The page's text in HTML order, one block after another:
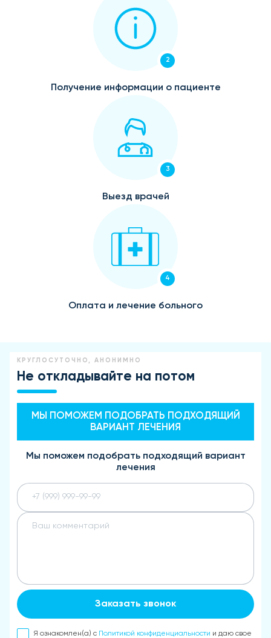
2
Получение информации о пациенте
3
Выезд врачей
4
Оплата и лечение больного
КРУГЛОСУТОЧНО, АНОНИМНО
Не откладывайте на потом
МЫ ПОМОЖЕМ ПОДОБРАТЬ ПОДХОДЯЩИЙ
ВАРИАНТ ЛЕЧЕНИЯ
Мы поможем подобрать подходящий вариант
лечения
Заказать звонок
Я ознакомлен(а) с Политикой конфиденциальности и даю свое